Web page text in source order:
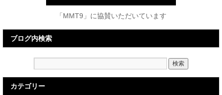
「MMT9」に協賛いただいています
ブログ内検索
カテゴリー